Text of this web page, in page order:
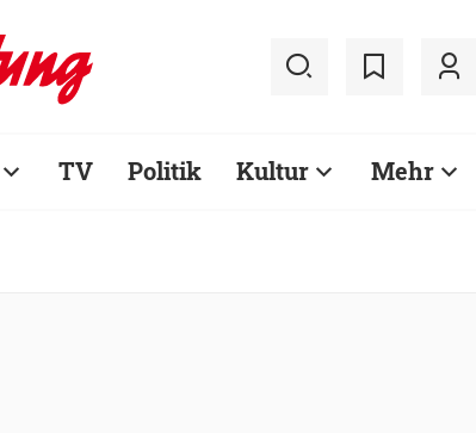
TV Politik Kultur Mehr